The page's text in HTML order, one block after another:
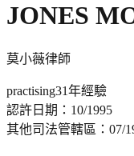
JONES
莫小薇律師
practising31年經驗
認許日期： 10/1995
其他司法管轄區： 07/